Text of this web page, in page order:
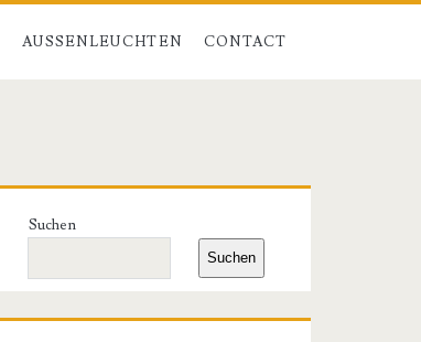
AUSSENLEUCHTEN CONTACT
Primäre
Seitenleiste
Suchen
Suchen